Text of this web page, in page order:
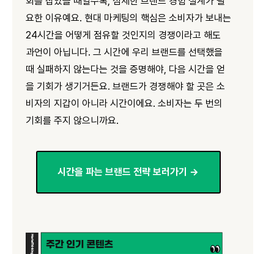
요한 이유예요. 현대 마케팅의 핵심은 소비자가 보내는
24시간을 어떻게 점유할 것인지의 경쟁이라고 해도
과언이 아닙니다. 그 시간에 우리 브랜드를 선택했을
때 실패하지 않는다는 것을 증명해야, 다음 시간을 얻
을 기회가 생기거든요. 브랜드가 경쟁해야 할 곳은 소
비자의 지갑이 아니라 시간이에요. 소비자는 두 번의
기회를 주지 않으니까요.
시간을 파는 브랜드 전략 보러가기 →